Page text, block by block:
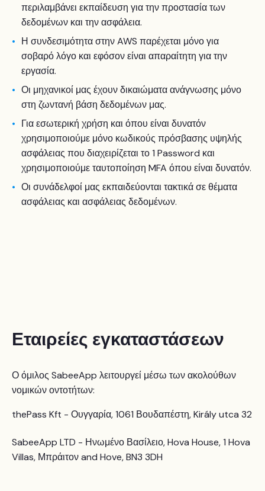
περιλαμβάνει εκπαίδευση για την προστασία των
δεδομένων και την ασφάλεια.
Η συνδεσιμότητα στην AWS παρέχεται μόνο για
σοβαρό λόγο και εφόσον είναι απαραίτητη για την
εργασία.
Οι μηχανικοί μας έχουν δικαιώματα ανάγνωσης μόνο
στη ζωντανή βάση δεδομένων μας.
Για εσωτερική χρήση και όπου είναι δυνατόν
χρησιμοποιούμε μόνο κωδικούς πρόσβασης υψηλής
ασφάλειας που διαχειρίζεται το 1 Password και
χρησιμοποιούμε ταυτοποίηση MFA όπου είναι δυνατόν.
Οι συνάδελφοί μας εκπαιδεύονται τακτικά σε θέματα
ασφάλειας και ασφάλειας δεδομένων.
Εταιρείες εγκαταστάσεων
Ο όμιλος SabeeApp λειτουργεί μέσω των ακολούθων
νομικών οντοτήτων:
thePass Kft - Ουγγαρία, 1061 Βουδαπέστη, Király utca 32
SabeeApp LTD - Ηνωμένο Βασίλειο, Hova House, 1 Hova
Villas, Μπράιτον and Hove, BN3 3DH